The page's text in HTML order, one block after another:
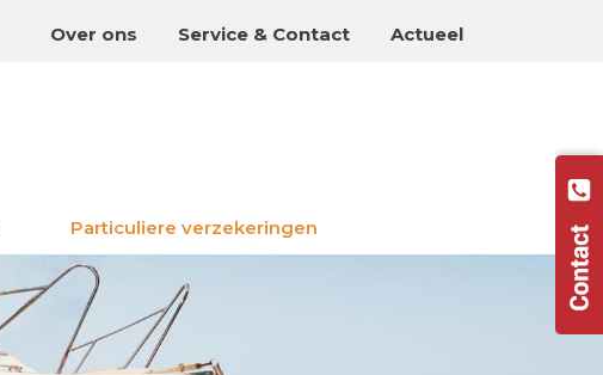
Over ons Service & Contact Actueel
Particuliere verzekeringen